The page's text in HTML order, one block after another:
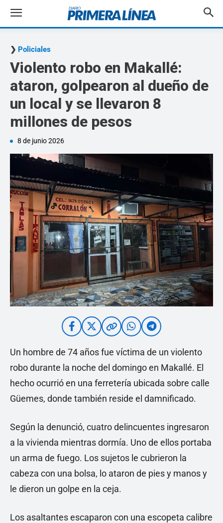
Policiales
Violento robo en Makallé:
ataron, golpearon al dueño de
un local y se llevaron 8
millones de pesos
8 de junio 2026
Un hombre de 74 años fue víctima de un violento
robo durante la noche del domingo en Makallé. El
hecho ocurrió en una ferretería ubicada sobre calle
Güemes, donde también reside el damnificado.
Según la denunció, cuatro delincuentes ingresaron
a la vivienda mientras dormía. Uno de ellos portaba
un arma de fuego. Los sujetos le cubrieron la
cabeza con una bolsa, lo ataron de pies y manos y
le dieron un golpe en la ceja.
Los asaltantes escaparon con una escopeta calibre